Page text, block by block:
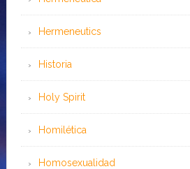
Hermeneutics
Historia
Holy Spirit
Homilética
Homosexualidad